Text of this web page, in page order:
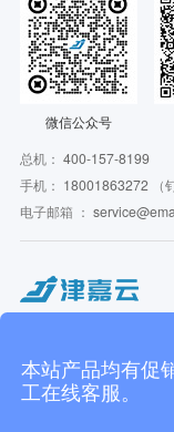
微信公众号
总机： 400-157-8199
手机： 18001863272（
电子邮箱 ：
上海津嘉云信息技术有限
业管理咨询有限公司
本站产品均有促
工在线客服。